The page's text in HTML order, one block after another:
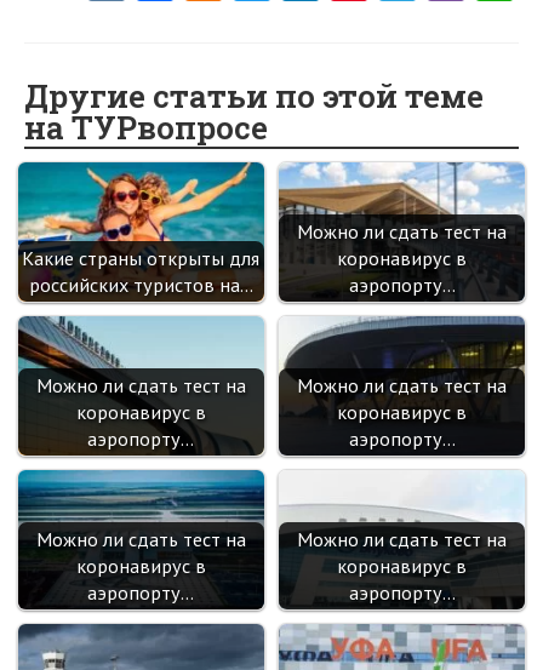
o
o
k
o
kl
as
sn
ik
i
er dI
n
es
t
a
m
Другие статьи по этой теме
на ТУРвопросе
Какие страны открыты для
российских туристов на…
Можно ли сдать тест на
коронавирус в
аэропорту…
Можно ли сдать тест на
коронавирус в
аэропорту…
Можно ли сдать тест на
коронавирус в
аэропорту…
Можно ли сдать тест на
коронавирус в
аэропорту…
Можно ли сдать тест на
коронавирус в
аэропорту…